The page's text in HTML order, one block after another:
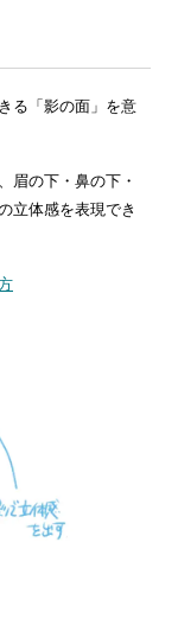
る「影の面」を意
眉の下・鼻の下・
立体感を表現でき